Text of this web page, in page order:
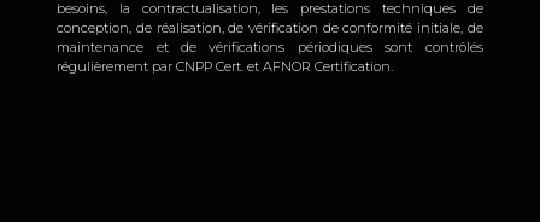
besoins, la contractualisation, les prestations techniques de
conception, de réalisation, de vérification de conformité initiale, de
maintenance et de vérifications périodiques sont contrôlés
régulièrement par CNPP Cert. et AFNOR Certification.